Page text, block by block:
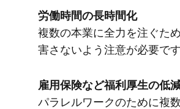
労働時間の​長時間化
複数の​本業に​全力を​注ぐ​た
害さないよう​注意が​必要です
雇用保険など​福利厚生の​低
パラレルワークの​ために​複